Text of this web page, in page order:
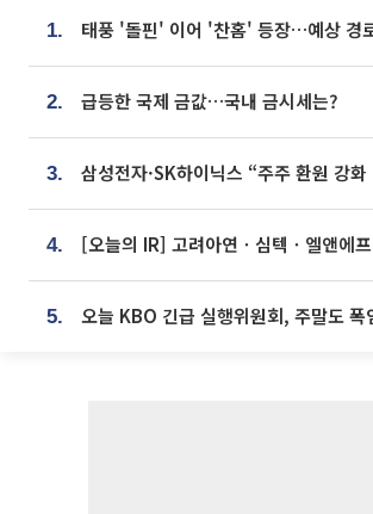
1.
2. 급등한 국제 금값…국내 금시세는?
3. 삼성전자·SK하이닉스 “주주 환원 강
4. [오늘의 IR] 고려아연ㆍ심텍ㆍ엘앤에
5. 오늘 KBO 긴급 실행위원회, 주말도 폭